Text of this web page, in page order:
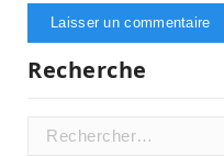
Recherche
Rechercher :